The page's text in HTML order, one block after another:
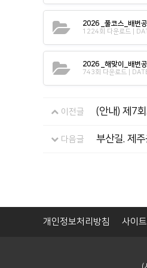
2026 _풀코스_배번
1224회 다운로드 |
2026 _해맞이_배번
743회 다운로드 |
이전글 (안내) 제7
다음글 부산길. 제
개인정보처리방침 사이